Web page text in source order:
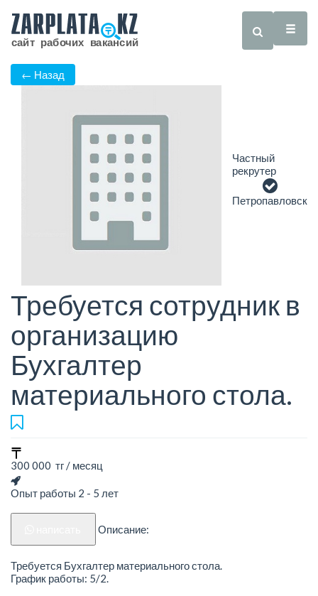
← Назад
Частный
рекрутер
Петропавловск
Требуется сотрудник в
организацию
Бухгалтер
материального стола.
300 000 тг / месяц
Опыт работы 2 - 5 лет
Описание:
Требуется Бухгалтер материального стола.
График работы: 5/2.